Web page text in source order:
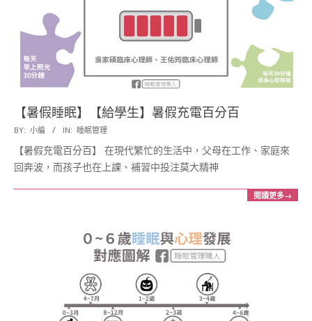
【暑假睡眠】【給學生】暑假充電百分百
2017-
07-
13
BY: 小編 IN: 睡眠管理
【暑假充電百分百】 在現代繁忙的生活中，父母在工作、家庭來
回奔波，而孩子也在上課、補習中投注莫大精神
閱讀更多→